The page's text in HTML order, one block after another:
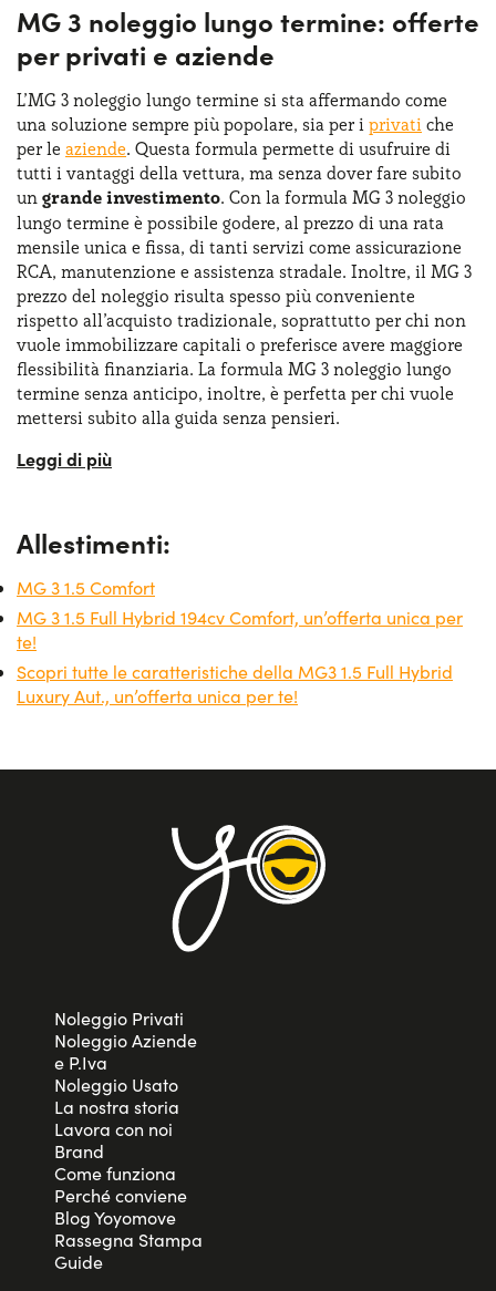
migliora anche la fluidità dellaguida urbana. Il sistema
ibrido molto efficiente consente di guidare in modo molto
silenzioso, regalando una esperienza di guida piacevole ed
efficiente. La MG 3 riesce così a combinare innovazione
tecnologica e praticità quotidiana in un
pacchetto
competitivo
. Grazie a queste caratteristiche, la MG 3 si
rivela ideale per un utilizzo quotidiano, sia in città che su
percorsi extraurbani. Per chi sceglie MG 3 noleggio lungo
termine, queste prestazioni rappresentano un ulteriore
motivo di interesse, poiché consentono di gestire i costi
operativi in modo efficiente senza rinunciare al piacere di
guida.
MG 3 noleggio lungo termine: offerte
per privati e aziende
L’MG 3 noleggio lungo termine si sta affermando come
una soluzione sempre più popolare, sia per i privati che
per le aziende. Questa formula permette di usufruire di
tutti i vantaggi della vettura, ma senza dover fare subito
un grande investimento. Con la formula MG 3 noleggio
lungo termine è possibile godere, al prezzo di una rata
mensile unica e fissa, di tanti servizi come assicurazione
RCA, manutenzione e assistenza stradale. Inoltre, il MG 3
prezzo del noleggio risulta spesso più conveniente
rispetto all’acquisto tradizionale, soprattutto per chi non
vuole immobilizzare capitali o preferisce avere maggiore
flessibilità finanziaria. La formula MG 3 noleggio lungo
termine senza anticipo, inoltre, è perfetta per chi vuole
mettersi subito alla guida senza pensieri.
Per le aziende, il
canoni e di avere una flotta sempre aggiornata. Anche per
la tranquillità di non doversi preoccupare delle spese
impreviste legate alla proprietà dell’auto. In sintesi, l’MG
3 noleggio lungo termine è una scelta intelligente per chi
desidera godere di una vettura moderna, efficiente e
accessoriata senza dover affrontare i costi e le
complicazioni legate all’acquisto.
Allestimenti:
MG 3 1.5 Comfort
MG 3 1.5 Full Hybrid 194cv Comfort, un’offerta unica per
te!
Scopri tutte le caratteristiche della MG3 1.5 Full Hybrid
Luxury Aut., un’offerta unica per te!
Noleggio Privati
Noleggio Aziende
e P.Iva
Noleggio Usato
La nostra storia
Lavora con noi
Brand
Come funziona
Perché conviene
Blog Yoyomove
Rassegna Stampa
Guide